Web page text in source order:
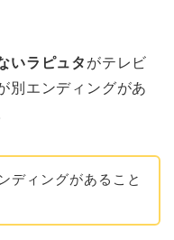
いラピュタ がテレビ
別エンディングがあ
ディングがあること